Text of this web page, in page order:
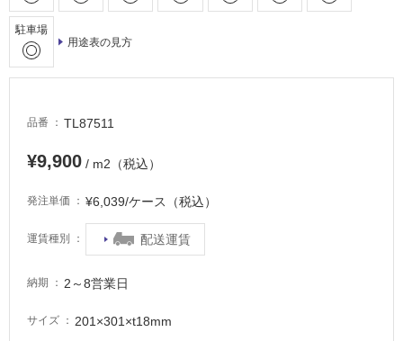
駐車場
用途表の見方
品番 TL87511
¥9,900 / m2（税込）
発注単価 ¥6,039/ケース（税込）
運賃種別 配送運賃
納期 2～8営業日
サイズ 201×301×t18mm
常
適
て
る
し
て
が
意